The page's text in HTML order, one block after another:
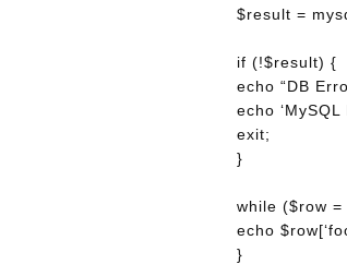
$result =
if (!$result) {
echo “DB
echo
exit;
}
while ($row
echo
}